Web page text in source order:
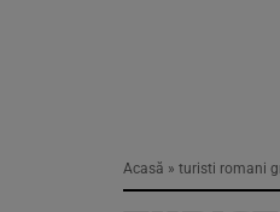
Acasă » turisti romani